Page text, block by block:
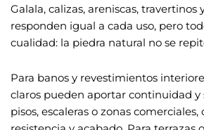
Galala, calizas, areniscas, travertinos
responden igual a cada uso, pero
cualidad: la piedra natural no se
Para banos y revestimientos
claros pueden aportar continuidad y
pisos, escaleras o zonas